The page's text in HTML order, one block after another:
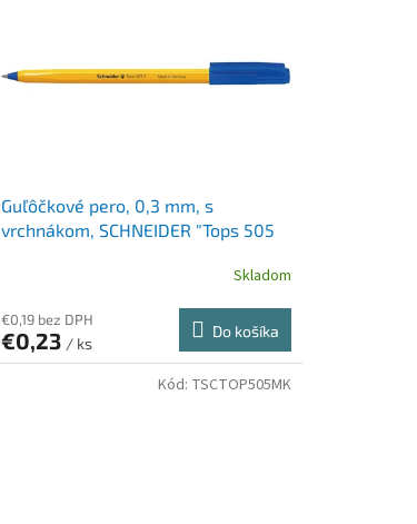
Guľôčkové pero, 0,3 mm, s
vrchnákom, SCHNEIDER "Tops 505
Skladom
€0,19 bez DPH
€0,23 / ks
Do košíka
Kód: TSCTOP505MK